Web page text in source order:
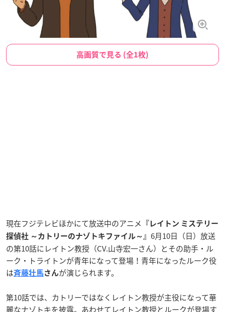
高画質で見る (全1枚)
現在フジテレビほかにて放送中のアニメ
『レイトン ミステリー
探偵社 ～カトリーのナゾトキファイル～』 6月10日（日）放送
の第10話にレイトン教授（CV.山寺宏一さん）とその助手・ル
ーク・トライトンが青年になって登場！青年になったルーク役
は斉藤壮馬 さんが演じられます。
第10話では、カトリーではなくレイトン教授が主役になって華
麗なナゾトキを披露。あわせてレイトン教授とルークが登場す